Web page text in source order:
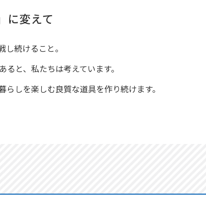
に変えて
続けること。
ると、私たちは考えています。
らしを楽しむ良質な道具を作り続けます。